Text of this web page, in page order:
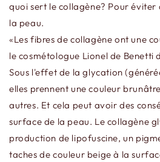
quoi sert le collagène? Pour
la peau.
«Les fibres de collagène ont une
le cosmétologue Lionel de Benetti
Sous l'effet de la glycation
elles prennent une couleur
autres. Et cela peut avoir des
surface de la peau. Le collagène
production de lipofuscine, un
taches de couleur beige à la